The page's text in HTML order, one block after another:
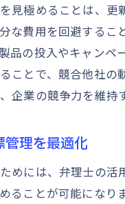
見極めることは、
な費用を回避する
品の投入やキャン
ことで、競合他社
企業の競争力を維持
管理を最適化
めには、弁理士の
ることが可能にな